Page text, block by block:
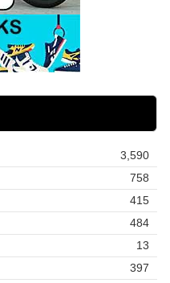
3,590
758
415
484
13
397